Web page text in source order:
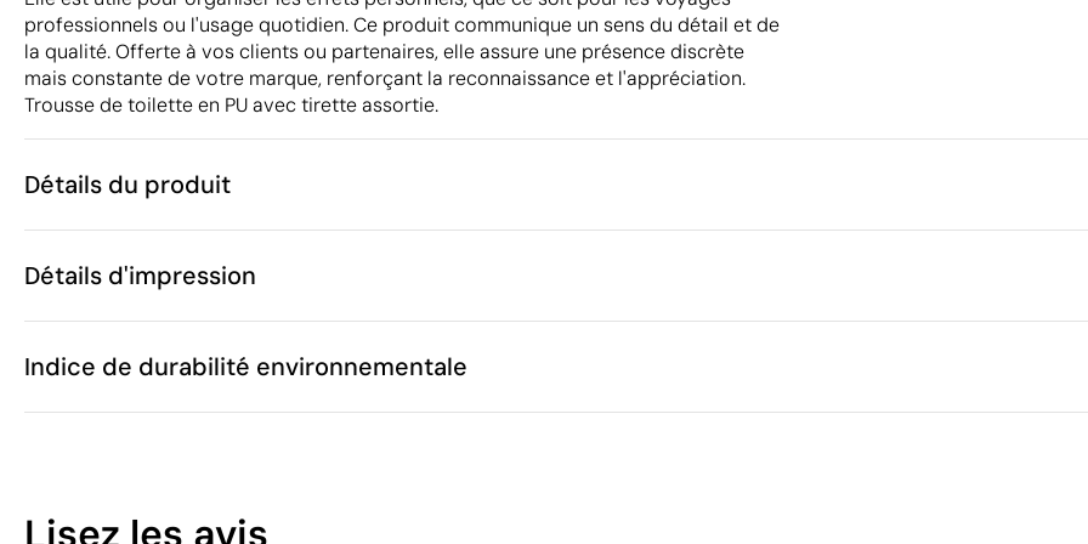
professionnels ou l'usage quotidien. Ce produit communique un sens du détail et de
la qualité. Offerte à vos clients ou partenaires, elle assure une présence discrète
mais constante de votre marque, renforçant la reconnaissance et l'appréciation.
Trousse de toilette en PU avec tirette assortie.
Détails du produit
Caractéristiques
Code du produit
Poids
42 g
Matière
PU
Emballage
Quantité par boîte
Détails d'impression
Indice de durabilité environnementale